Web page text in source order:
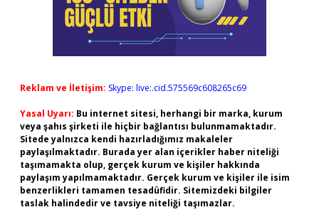
Reklam ve İletişim: Skype: live:.cid.575569c608265c69
Yasal Uyarı: Bu internet sitesi, herhangi bir marka, kurum
veya şahıs şirketi ile hiçbir bağlantısı bulunmamaktadır.
Sitede yalnızca kendi hazırladığımız makaleler
paylaşılmaktadır. Burada yer alan içerikler haber niteliği
taşımamakta olup, gerçek kurum ve kişiler hakkında
paylaşım yapılmamaktadır. Gerçek kurum ve kişiler ile isim
benzerlikleri tamamen tesadüfidir. Sitemizdeki bilgiler
taslak halindedir ve tavsiye niteliği taşımazlar.